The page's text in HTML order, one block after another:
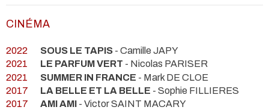
CINÉMA
2022 SOUS LE TAPIS - Camille JAPY
2021
LE PARFUM VERT - Nicolas PARISER
2021
SUMMER IN FRANCE - Mark DE CLOE
2017
LA BELLE ET LA BELLE - Sophie FILLIERES
2017
AMI AMI - Victor SAINT MACARY